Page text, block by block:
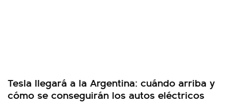
Tesla llegará a la Argentina: cuándo arriba y
cómo se conseguirán los autos eléctricos